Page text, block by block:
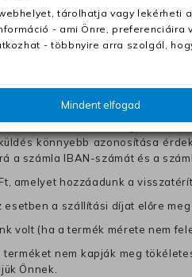
a megrendelés e-mailben /
-vissza út)
termékeket, vagy más
könnyebb azonosítása
számla IBAN-számát és a
amelyet hozzáadunk a
a szállítási díjat előre
volt (ha a termék mérete nem
nem kapják meg
Önnek.
tárolhatja vagy lekérheti
- ami Önre,
- többnyire arra szolgál,
Mindent elfogad